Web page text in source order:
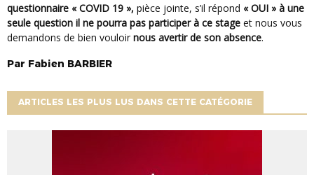
questionnaire « COVID 19 », pièce jointe, s’il répond « OUI » à une
seule question il ne pourra pas participer à ce stage et nous vous
demandons de bien vouloir nous avertir de son absence.
Par Fabien BARBIER
ARTICLES LES PLUS LUS DANS CETTE CATÉGORIE